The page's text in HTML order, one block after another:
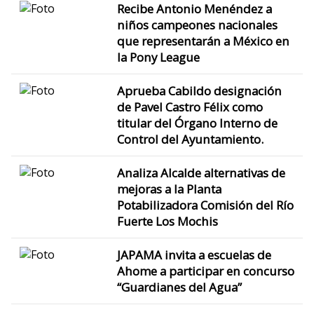
Recibe Antonio Menéndez a
niños campeones nacionales
que representarán a México en
la Pony League
Aprueba Cabildo designación
de Pavel Castro Félix como
titular del Órgano Interno de
Control del Ayuntamiento.
Analiza Alcalde alternativas de
mejoras a la Planta
Potabilizadora Comisión del Río
Fuerte Los Mochis
JAPAMA invita a escuelas de
Ahome a participar en concurso
“Guardianes del Agua”